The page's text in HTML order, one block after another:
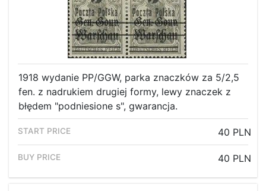
1918 wydanie PP/GGW, parka znaczków za 5/2,5
fen. z nadrukiem drugiej formy, lewy znaczek z
błędem "podniesione s", gwarancja.
40 PLN
40 PLN